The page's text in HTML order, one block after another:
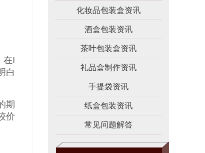
在I
白
期
价
化妆品包装盒资讯
酒盒包装资讯
茶叶包装盒资讯
礼品盒制作资讯
手提袋资讯
纸盒包装资讯
常见问题解答